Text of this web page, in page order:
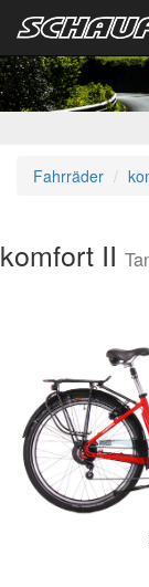
Fahrräder
komfort II